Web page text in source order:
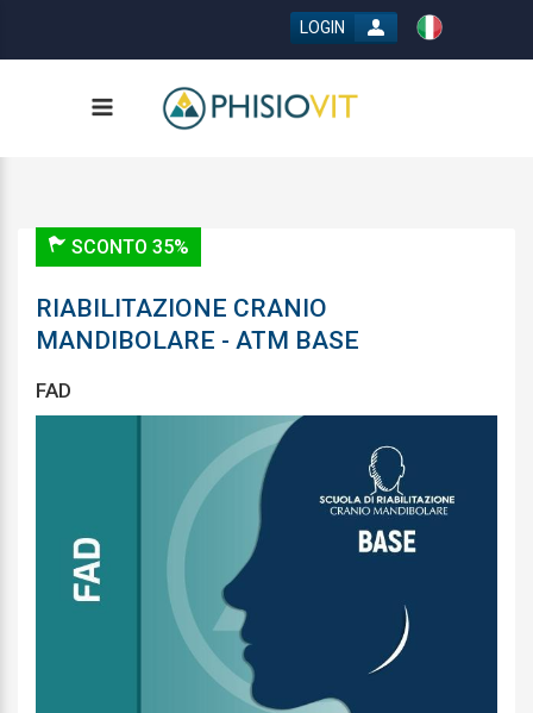
LOGIN
SCONTO 35%
RIABILITAZIONE CRANIO
MANDIBOLARE - ATM BASE
FAD